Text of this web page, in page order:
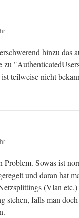
hinzu das
zu
teilweise nicht
Sowas ist
und daran hat
(Vlan
stehen, falls man